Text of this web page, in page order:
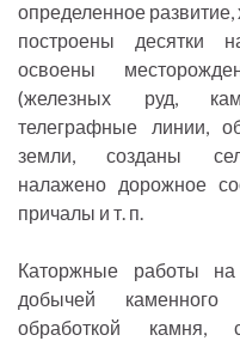
определенное
построены десятки
освоены
(железных руд,
телеграфные линии,
земли, созданы
налажено дорожное
причалы и т. п.
Каторжные работы на
добычей каменного
обработкой камня,